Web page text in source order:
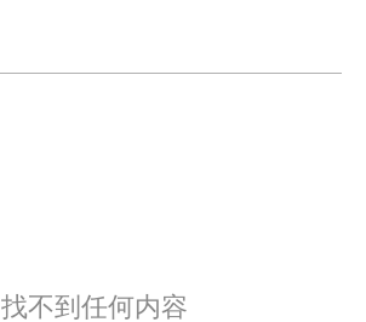
找不到任何内容